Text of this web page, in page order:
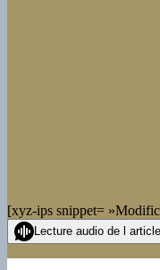
[xyz-ips snippet=
Lecture audio de l article